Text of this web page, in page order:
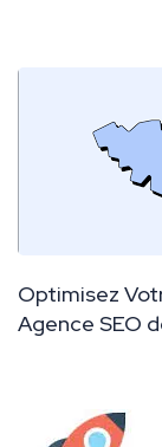
Optimisez
Agence SEO